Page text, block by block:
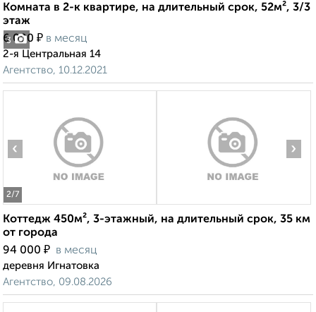
3
Комната в 2-к квартире, на длительный срок, 52м², 3/3
этаж
6 000 ₽ в месяц
2-я Центральная 14
Агентство, 10.12.2021
2/7
‹ ›
Коттедж 450м², 3-этажный, на длительный срок, 35 км
от города
94 000 ₽ в месяц
деревня Игнатовка
Агентство, 09.08.2026